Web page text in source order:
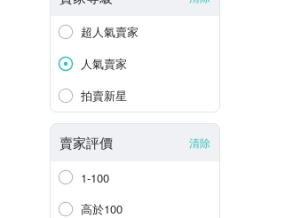
超人氣賣家
人氣賣家
拍賣新星
賣家評價 清除
1-100
高於100